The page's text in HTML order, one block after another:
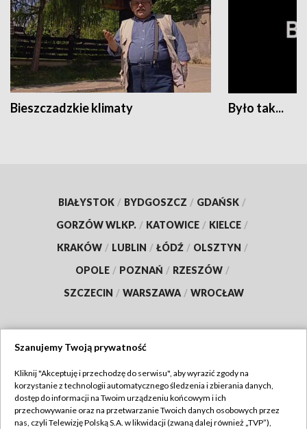
Bieszczadzkie klimaty Było tak...
BIAŁYSTOK / BYDGOSZCZ / GDAŃSK /
GORZÓW WLKP. / KATOWICE / KIELCE /
KRAKÓW / LUBLIN / ŁÓDŹ / OLSZTYN /
OPOLE / POZNAŃ / RZESZÓW /
SZCZECIN / WARSZAWA / WROCŁAW
TVP
Abonament TVP
Regulamin TVP
Szanujemy Twoją prywatność
Kliknij "Akceptuję i przechodzę do serwisu", aby wyrazić zgody na
korzystanie z technologii automatycznego śledzenia i zbierania danych,
dostęp do informacji na Twoim urządzeniu końcowym i ich
przechowywanie oraz na przetwarzanie Twoich danych osobowych przez
nas, czyli Telewizję Polską S.A. w likwidacji (zwaną dalej również „TVP”),